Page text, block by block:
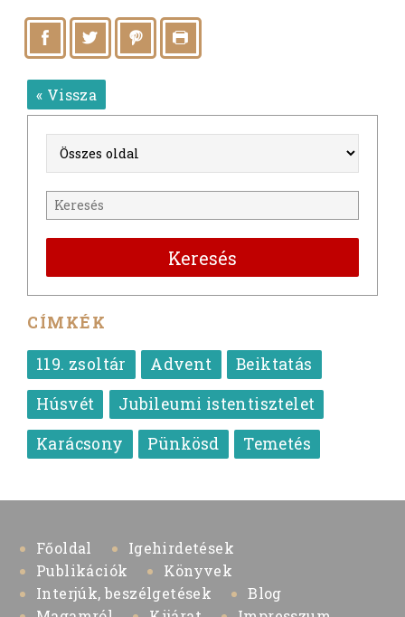
« Vissza
Keresés
CÍMKÉK
119. zsoltár
Advent
Beiktatás
Húsvét
Jubileumi istentisztelet
Karácsony
Pünkösd Temetés
Főoldal
Igehirdetések
Publikációk
Könyvek
Interjúk, beszélgetések
Blog